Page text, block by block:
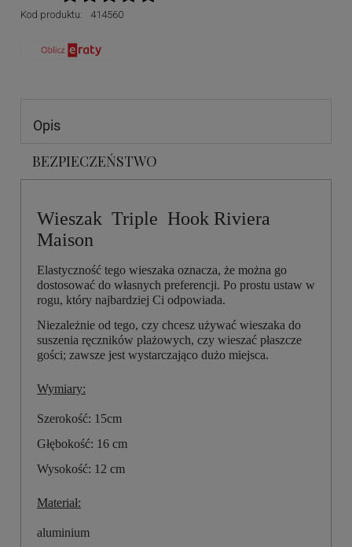
Kod produktu:
414560
Opis
BEZPIECZEŃSTWO
Wieszak Triple Hook Riviera
Maison
Elastyczność tego wieszaka oznacza, że można go
dostosować do własnych preferencji. Po prostu ustaw w
rogu, który najbardziej Ci odpowiada.
Niezależnie od tego, czy chcesz używać wieszaka do
suszenia ręczników plażowych, czy wieszać płaszcze
gości; zawsze jest wystarczająco dużo miejsca.
Wymiary:
Szerokość: 15cm
Głębokość: 16 cm
Wysokość: 12 cm
Materiał:
aluminium